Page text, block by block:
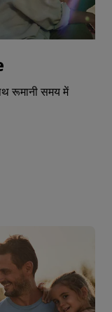
रूमानी समय में